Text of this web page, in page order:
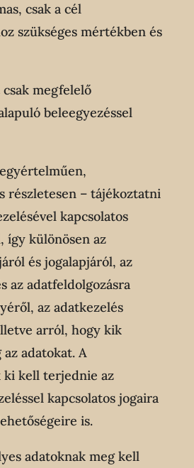
csak a cél
szükséges mértékben és
csak megfelelő
beleegyezéssel
részletesen – tájékoztatni
kapcsolatos
így különösen az
és jogalapjáról, az
az adatfeldolgozásra
az adatkezelés
arról, hogy kik
adatokat. A
ki kell terjednie az
kapcsolatos jogaira
is.
adatoknak meg kell